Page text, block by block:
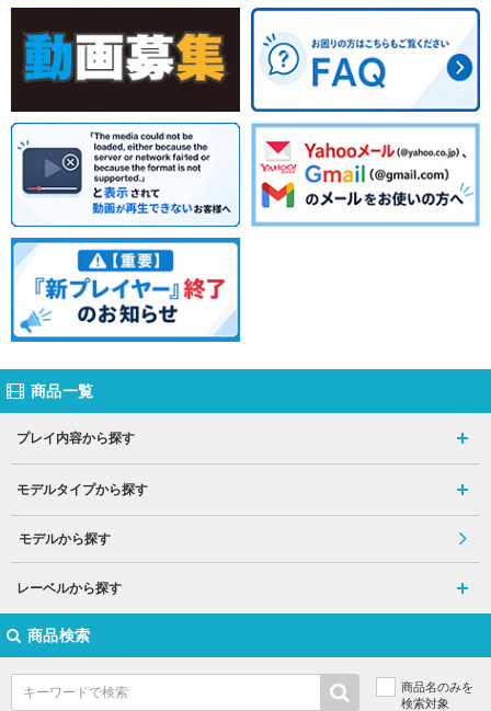
商品一覧
プレイ内容から探す
モデルタイプから探す
モデルから探す
レーベルから探す
商品検索
商品名のみを
検索対象